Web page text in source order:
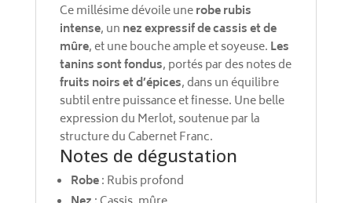
Ce millésime dévoile unerobe rubis
intense, un nez expressif de cassis et de
mûre, et une bouche ample et soyeuse. Les
tanins sont fondus, portés par des notes de
fruits noirs et d’épices, dans un équilibre
subtil entre puissance et finesse. Une belle
expression du Merlot, soutenue par la
structure du Cabernet Franc.
Notes de dégustation
Robe: Rubis profond